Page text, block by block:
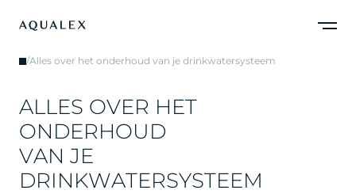
/Alles over het onderhoud van je drinkwatersysteem
ALLES OVER HET
ONDERHOUD
VAN JE
DRINKWATERSYSTEEM